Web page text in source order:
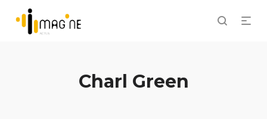
Charl Green